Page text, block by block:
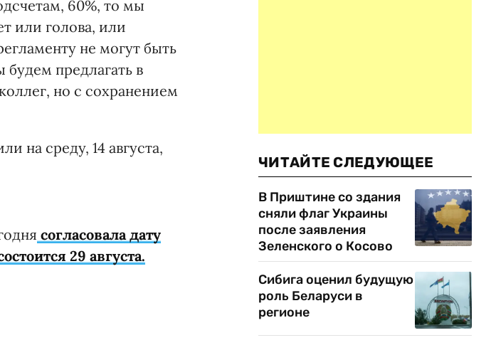
60%, то мы
или голова, или
не могут быть
предлагать в
но с сохранением
на среду, 14 августа,
согласовала дату
29 августа.
ЧИТАЙТЕ СЛЕДУЮЩЕЕ
В Приштине со здания
сняли флаг Украины
после заявления
Зеленского о Косово
Сибига оценил будущую
роль Беларуси в
регионе